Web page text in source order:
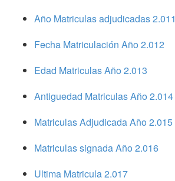
Año Matriculas adjudicadas 2.011
Fecha Matriculación Año 2.012
Edad Matriculas Año 2.013
Antiguedad Matriculas Año 2.014
Matriculas Adjudicada Año 2.015
Matriculas signada Año 2.016
Ultima Matricula 2.017